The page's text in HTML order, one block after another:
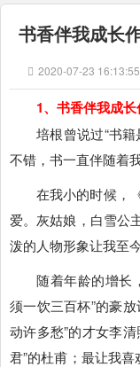
书香伴我成长
2020-07-23 16:13:55
1、书香伴我成
培根曾说过“书
不错，书一直伴随着
在我小的时候，
爱。灰姑娘，白雪公
泼的人物形象让我至
随着年龄的增长
须一饮三百杯”的豪
动许多愁”的才女李
君”的杜甫；最让我